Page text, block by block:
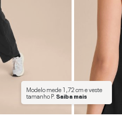
Modelo mede1,72 cme veste
tamanhoP. Saiba mais